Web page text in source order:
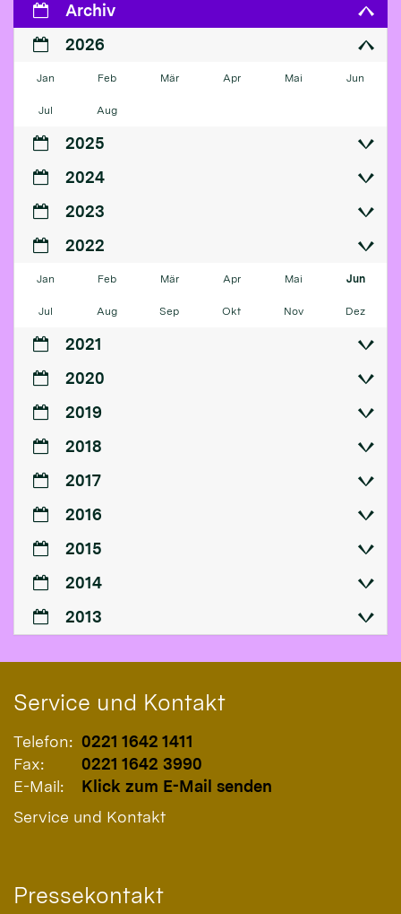
Archiv
2026
Jan Feb Mär Apr Mai Jun
Jul Aug
2025
2024
2023
2022
Jan Feb Mär Apr Mai Jun
Jul Aug Sep Okt Nov Dez
2021
2020
2019
2018
2017
2016
2015
2014
2013
Service und Kontakt
Telefon: 0221 1642 1411
Fax:
0221 1642 3990
E-Mail:
Klick zum E-Mail senden
Service und Kontakt
Pressekontakt